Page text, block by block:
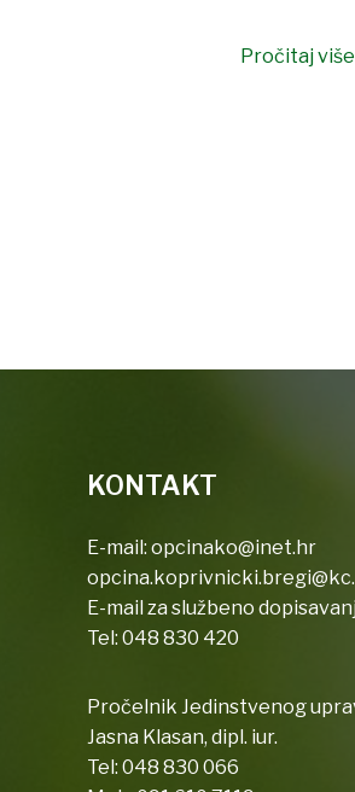
Pročitaj više
KONTAKT
E-mail: opcinako@inet.hr
E-mail za službeno
Tel: 048 830 420
Pročelnik Jedinstvenog
Jasna Klasan, dipl. iur.
Tel: 048 830 066